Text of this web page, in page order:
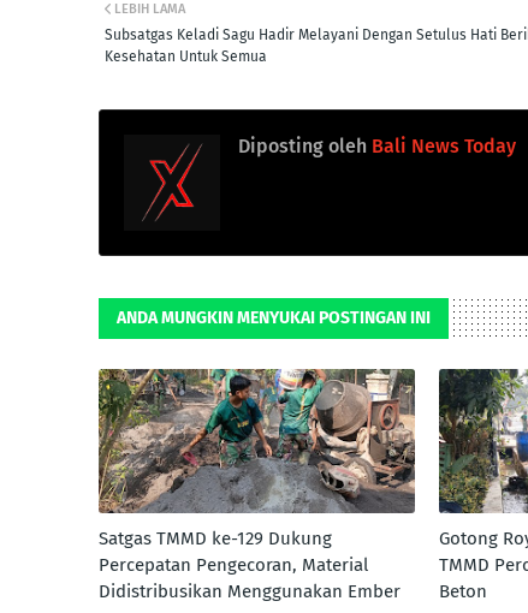
LEBIH LAMA
Subsatgas Keladi Sagu Hadir Melayani Dengan Setulus Hati
Kesehatan Untuk Semua
Diposting oleh Bali News Today
ANDA MUNGKIN MENYUKAI POSTINGAN INI
Satgas TMMD ke-129 Dukung
Percepatan Pengecoran, Material
Didistribusikan Menggunakan Ember
Gotong
TMMD
Beton